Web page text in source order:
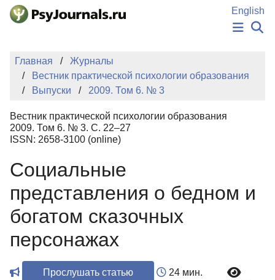
Перейти к основному содержанию
English
НОВОСТИ
ИЗДАНИЯ
АВТОРЫ
БАЗА ЗНАНИЙ
КЛЮЧЕВЫЕ СЛОВА
Регистрация
Главная
Журналы
Вестник практической психологии образования
Выпуски
2009. Том 6. № 3
Вестник практической психологии образования
2009. Том 6. № 3. С. 22–27
ISSN: 2658-3100 (online)
Социальные
представления о бедном и
богатом сказочных
персонажах
Прослушать статью
24 мин.